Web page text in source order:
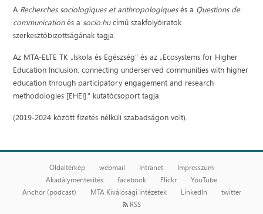
A Recherches sociologiques et anthropologiquesés a Questions de
communicationés asocio.hucímű szakfolyóiratok
szerkesztőbizottságának tagja.
Az MTA-ELTE TK „Iskola és Egészség” és az „Ecosystems for Higher
Education Inclusion: connecting underserved communities with higher
education through participatory engagement and research
methodologies [EHEI].” kutatócsoport tagja.
(2019-2024 között fizetés nélküli szabadságon volt).
Oldaltérkép webmail Intranet
Impresszum
Akadálymentesítés
facebook Flickr
YouTube
Anchor (podcast)
MTA Kiválósági Intézetek LinkedIn
twitter
RSS